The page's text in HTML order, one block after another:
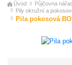
Úvod Půjčovna
Pily okružní a
Pila pokosová